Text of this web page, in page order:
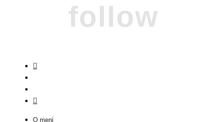
follow
O meni